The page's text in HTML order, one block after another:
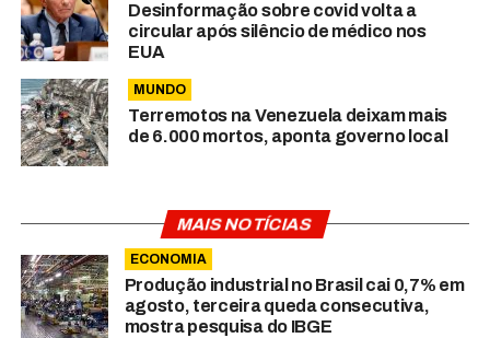
Desinformação sobre covid volta a
circular após silêncio de médico nos
EUA
MUNDO
Terremotos na Venezuela deixam mais
de 6.000 mortos, aponta governo local
MAIS NOTÍCIAS
ECONOMIA
Produção industrial no Brasil cai 0,7% em
agosto, terceira queda consecutiva,
mostra pesquisa do IBGE